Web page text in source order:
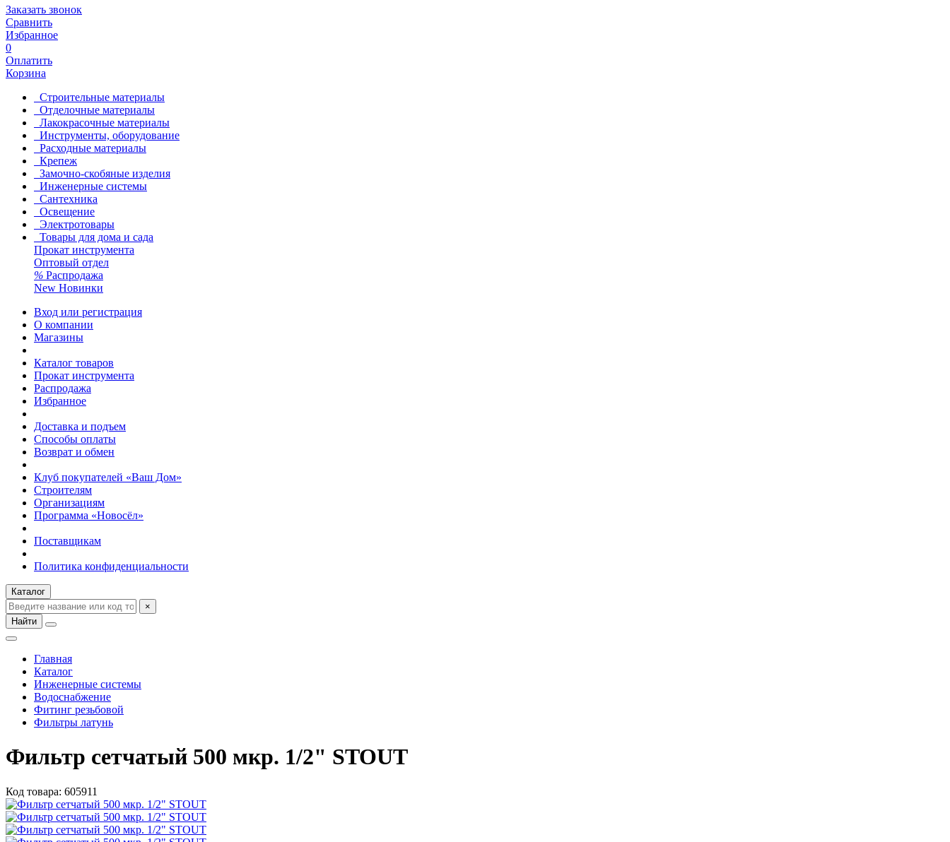
Заказать звонок
Сравнить
Избранное
0
Оплатить
Корзина
Строительные материалы
Отделочные материалы
Лакокрасочные материалы
Инструменты, оборудование
Расходные материалы
Крепеж
Замочно-скобяные изделия
Инженерные системы
Сантехника
Освещение
Электротовары
Товары для дома и сада
Прокат инструмента
Оптовый отдел
% Распродажа
New Новинки
Вход или регистрация
О компании
Магазины
Каталог товаров
Прокат инструмента
Распродажа
Избранное
Доставка и подъем
Способы оплаты
Возврат и обмен
Клуб покупателей «Ваш Дом»
Строителям
Организациям
Программа «Новосёл»
Поставщикам
Политика конфиденциальности
Каталог
×
Найти
Главная
Каталог
Инженерные системы
Водоснабжение
Фитинг резьбовой
Фильтры латунь
Фильтр сетчатый 500 мкр. 1/2" STOUT
Код товара: 605911